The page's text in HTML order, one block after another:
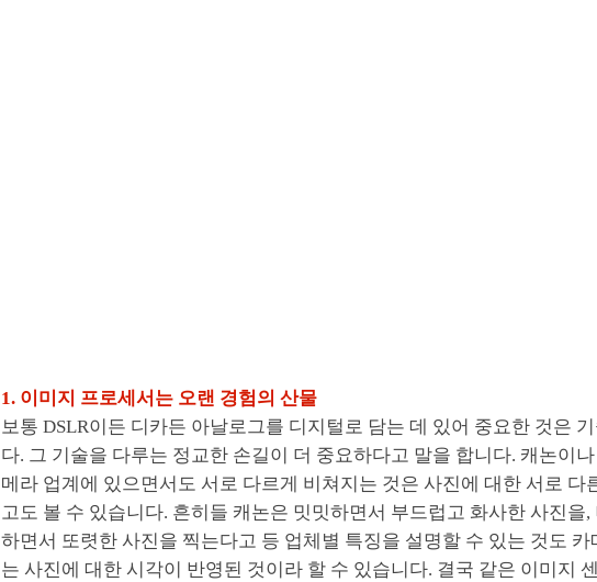
1. 이미지 프로세서는 오랜 경험의 산물
보통 DSLR이든 디카든 아날로그를 디지털로 담는 데 있어 중요한 것은
다. 그 기술을 다루는 정교한 손길이 더 중요하다고 말을 합니다. 캐논이
메라 업계에 있으면서도 서로 다르게 비쳐지는 것은 사진에 대한 서로 다
고도 볼 수 있습니다. 흔히들 캐논은 밋밋하면서 부드럽고 화사한 사진을,
하면서 또렷한 사진을 찍는다고 등 업체별 특징을 설명할 수 있는 것도 카
는 사진에 대한 시각이 반영된 것이라 할 수 있습니다. 결국 같은 이미지